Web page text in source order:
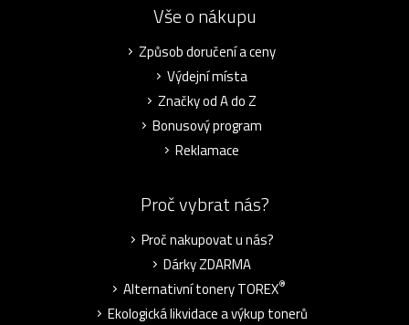
Vše o nákupu
Způsob doručení a ceny
Výdejní místa
Značky od A do Z
Bonusový program
Reklamace
Proč vybrat nás?
Proč nakupovat u nás?
Dárky ZDARMA
Alternativní tonery TOREX®
Ekologická likvidace a výkup tonerů